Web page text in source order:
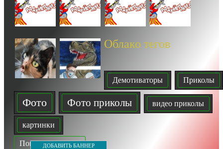
Облако тегов
Демотиваторы Приколы
Фото Фото приколы видео приколы
картинки
Показать все теги
ДОБАВИТЬ БАННЕР